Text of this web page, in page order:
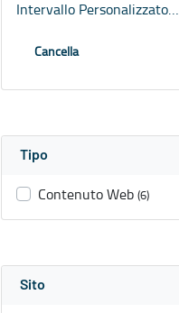
Intervallo Personalizzato…
Cancella
Tipo
Contenuto Web (6)
Sito